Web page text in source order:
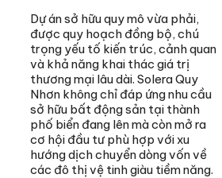
Dự án sở hữu quy mô vừa phải,
được quy hoạch đồng bộ, chú
trọng yếu tố kiến trúc, cảnh quan
và khả năng khai thác giá trị
thương mại lâu dài. Solera Quy
Nhơn không chỉ đáp ứng nhu cầu
sở hữu bất động sản tại thành
phố biển đang lên mà còn mở ra
cơ hội đầu tư phù hợp với xu
hướng dịch chuyển dòng vốn về
các đô thị vệ tinh giàu tiềm năng.